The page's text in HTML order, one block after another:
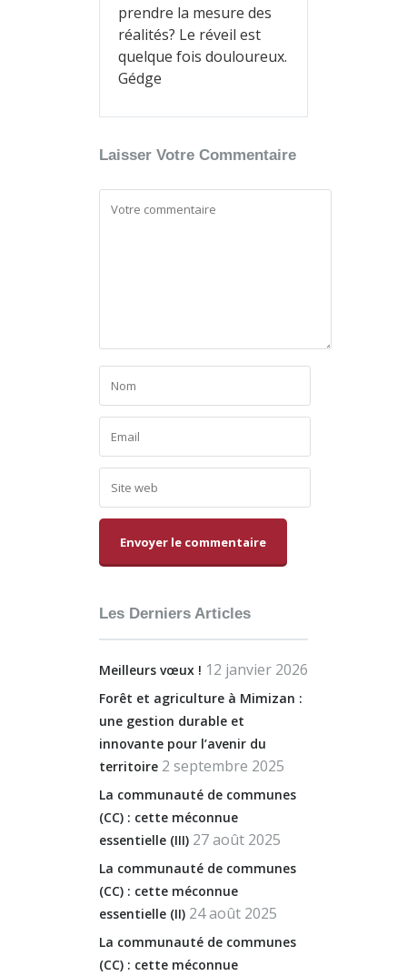
prendre la mesure des
réalités? Le réveil est
quelque fois douloureux.
Gédge
Laisser Votre Commentaire
Les Derniers Articles
Meilleurs vœux ! 12 janvier 2026
Forêt et agriculture à Mimizan :
une gestion durable et
innovante pour l’avenir du
territoire 2 septembre 2025
La communauté de communes
(CC) : cette méconnue
essentielle (III) 27 août 2025
La communauté de communes
(CC) : cette méconnue
essentielle (II) 24 août 2025
La communauté de communes
(CC) : cette méconnue